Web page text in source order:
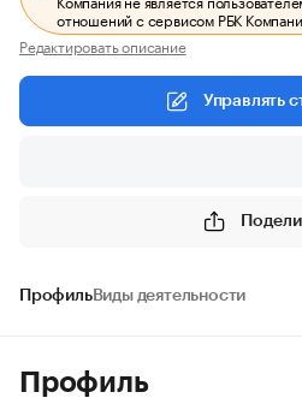
отношений с сервисом РБК
Редактировать описание
Управлять
ПрофильВиды деятельности
Профиль